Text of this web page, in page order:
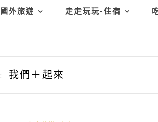
國外旅遊 走走玩玩-住宿
我們＋起來